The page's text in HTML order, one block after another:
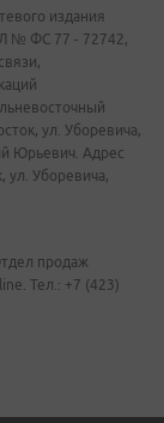
издания
№ ФС 77 - 72742,
ул. Уборевича,
Юрьевич. Адрес
ул. Уборевича,
продаж
Тел.: +7 (423)